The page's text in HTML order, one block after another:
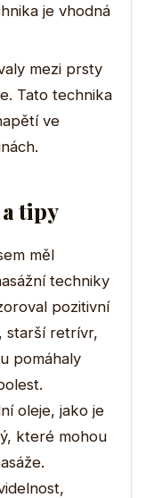
je vhodná
mezi prsty
Tato technika
ve
tipy
měl
techniky
pozitivní
starší retrívr,
pomáhaly
oleje, jako je
které mohou